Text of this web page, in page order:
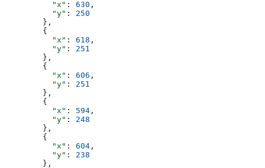
          "x"
: 630 ,
          "y"
: 250
        },
        {
          "x"
: 618 ,
          "y"
: 251
        },
        {
          "x"
: 606 ,
          "y"
: 251
        },
        {
          "x"
: 594 ,
          "y"
: 248
        },
        {
          "x"
: 604 ,
          "y"
: 238
        },